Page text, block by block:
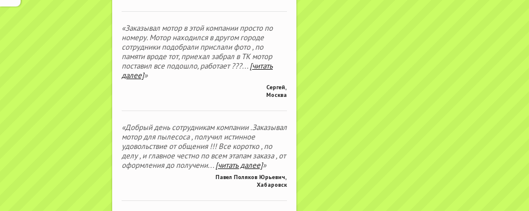
«Заказывал мотор в этой компании просто по
номеру. Мотор находился в другом городе
сотрудники подобрали прислали фото , по
памяти вроде тот, приехал забрал в ТК мотор
поставил все подошло, работает ???...[читать
далее]»
Сергей
Москва
«Добрый день сотрудникам компании .Заказывал
мотор для пылесоса , получил истинное
удовольствие от общения !!! Все коротко , по
делу , и главное честно по всем этапам заказа , от
оформления до получени...[читать далее]»
Павел Поляков Юрьевич
Хабаровск